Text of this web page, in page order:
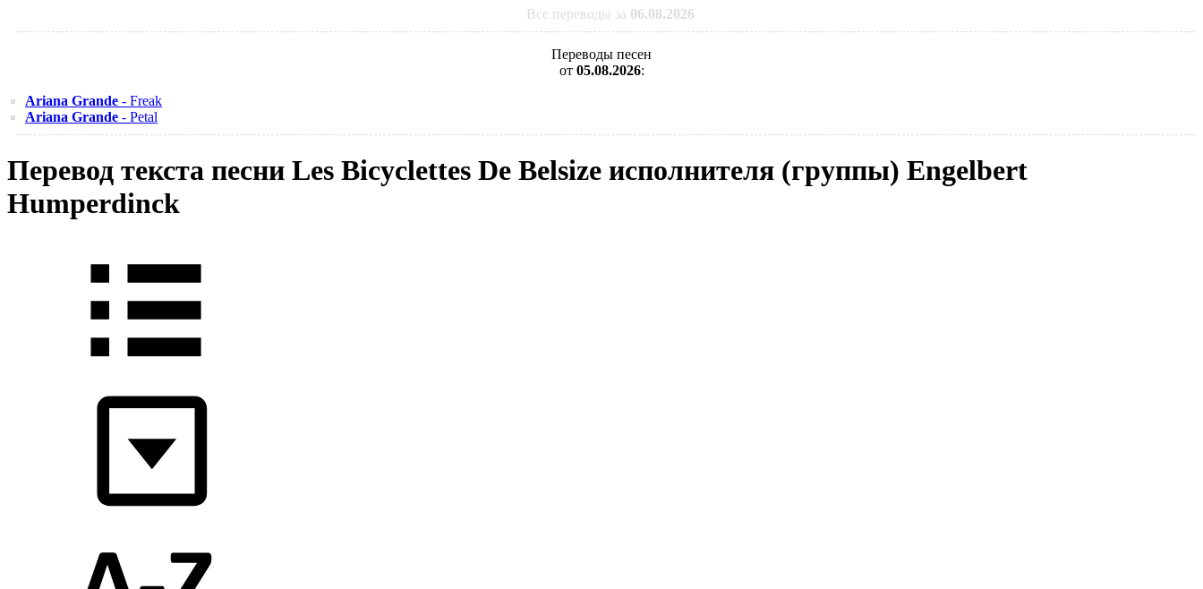
Все переводы за 06.08.2026
Переводы песен
от 05.08.2026:
Ariana Grande - Freak
Ariana Grande - Petal
Перевод текста песни Les Bicyclettes De Belsize исполнителя (группы) Engelbert
Humperdinck